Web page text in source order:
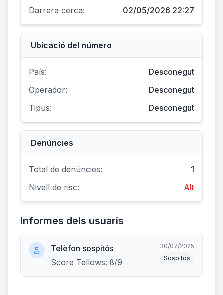
Darrera cerca:
02/05/2026 22:27
Ubicació del número
País:
Desconegut
Operador:
Desconegut
Tipus:
Desconegut
Denúncies
Total de denúncies:
1
Nivell de risc:
Alt
Informes dels usuaris
Telèfon sospitós
Score Tellows: 8/9
30/07/2025
Sospitós